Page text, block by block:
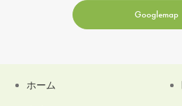
Googlemap
ホーム